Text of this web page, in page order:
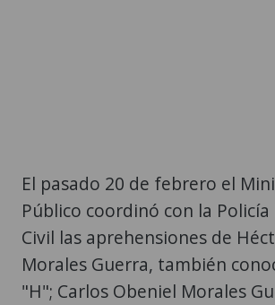
El pasado 20 de febrero el
Público coordinó con la Policía
Civil las aprehensiones de
Morales Guerra, también
"H"; Carlos Obeniel Morales